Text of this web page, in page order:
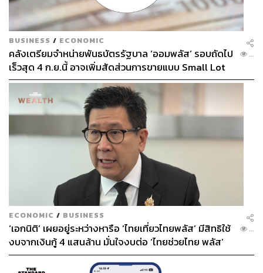
BUSINESS / ECONOMIC
คลังเตรียมจำหน่ายพันธบัตรรัฐบาล ‘ออมพลัส’ รอบถัดไป
เร็วสุด 4 ก.ย.นี้ อาจเพิ่มสัดส่วนการขายแบบ Small Lot
First มากขึ้น
...
ECONOMIC / BUSINESS
‘เอกนิติ’ เผยอยู่ระหว่างหารือ ‘ไทยเที่ยวไทยพลัส’ มีสิทธิใช้
งบจากเงินกู้ 4 แสนล้าน มั่นใจงบต่อ ‘ไทยช่วยไทย พลัส’
เฟส 2 มีเพียงพอ
...